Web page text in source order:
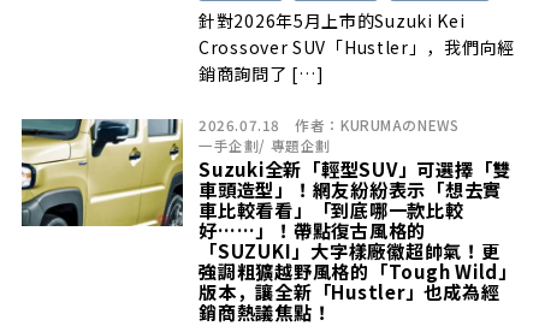
針對2026年5月上市的Suzuki Kei
Crossover SUV「Hustler」，我們向經
銷商詢問了 […]
2026.07.18 作者： KURUMAのNEWS
一手企劃/ 專題企劃
Suzuki全新「輕型SUV」可選擇「雙
車頭造型」！網友紛紛表示「想去實
車比較看看」「到底哪一款比較
好……」！帶點復古風格的
「SUZUKI」大字樣廠徽超帥氣！更
強調粗獷越野風格的「Tough Wild」
版本，讓全新「Hustler」也成為經
銷商熱議焦點！